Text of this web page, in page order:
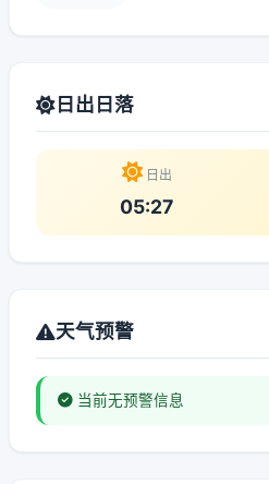
日出日落
日出
05:27
天气预警
当前无预警信息